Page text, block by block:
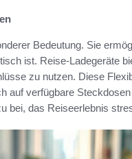
Bedeutung. Sie
ist. Reise-Ladegeräte
zu nutzen. Diese
auf verfügbare
bei, das Reiseerlebnis